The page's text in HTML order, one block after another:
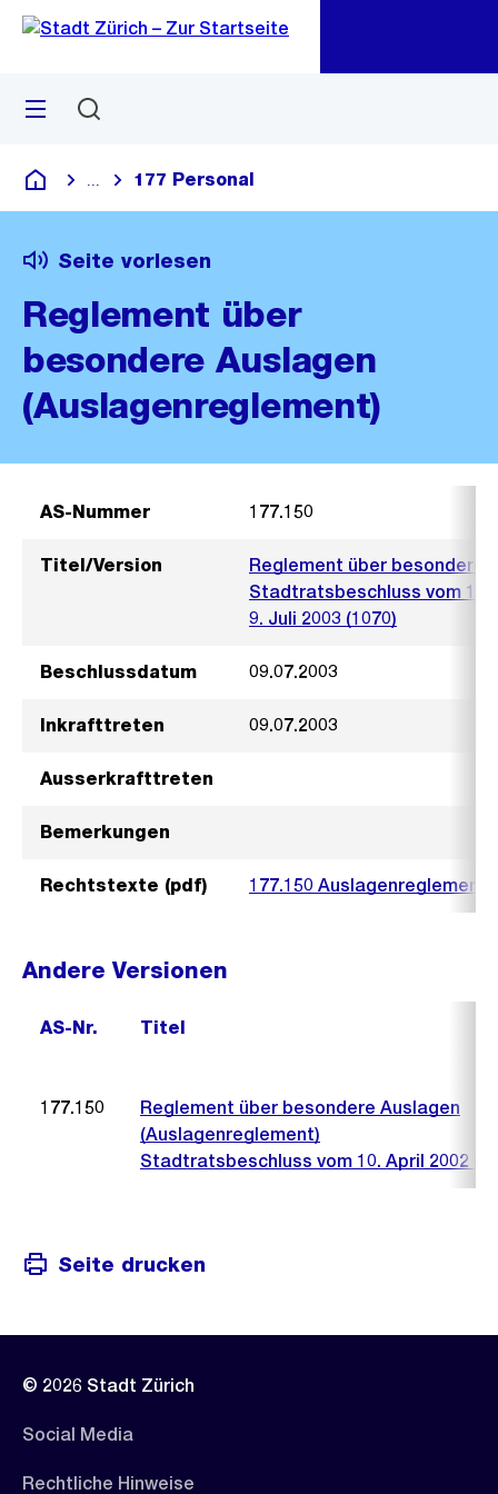
Navigation
Sprunglink
Menü
Deutsch
Blende alle Breadcrumbs ein
177 Personal
Seite vorlesen
Reglement über
besondere Auslagen
(Auslagenreglement)
AS-Nummer 177.150
Titel/Version
Reglement über besondere
Stadtratsbeschluss vom 10.
9. Juli 2003 (1070)
Beschlussdatum 09.07.2003
Inkrafttreten 09.07.2003
Ausserkrafttreten
Bemerkungen
Rechtstexte (pdf) 177.150 Auslagenreglement
Andere Versionen
AS-Nr. Titel
177.150
Reglement über besondere Auslagen
(Auslagenreglement)
Stadtratsbeschluss vom 10. April 2002
Seite drucken
© 2026 Stadt Zürich
Social Media
Rechtliche Hinweise